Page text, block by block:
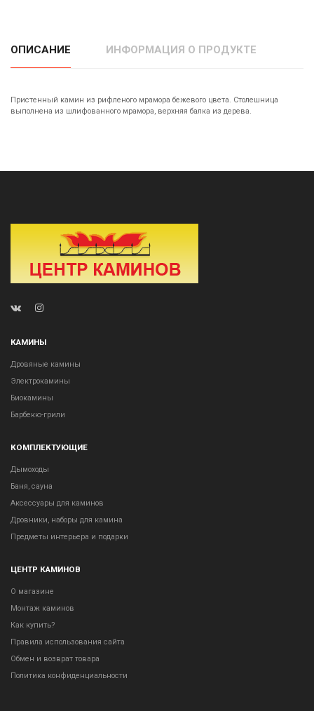
ОПИСАНИЕ ИНФОРМАЦИЯ О ПРОДУКТЕ
Пристенный камин из рифленого мрамора бежевого цвета. Столешница
выполнена из шлифованного мрамора, верхняя балка из дерева.
КАМИНЫ
Дровяные камины
Электрокамины
Биокамины
Барбекю-грили
КОМПЛЕКТУЮЩИЕ
Дымоходы
Баня, сауна
Аксессуары для каминов
Дровники, наборы для камина
Предметы интерьера и подарки
ЦЕНТР КАМИНОВ
О магазине
Монтаж каминов
Как купить?
Правила использования сайта
Обмен и возврат товара
Политика конфиденциальности